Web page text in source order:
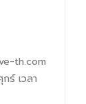
th.com
ร์ เวลา